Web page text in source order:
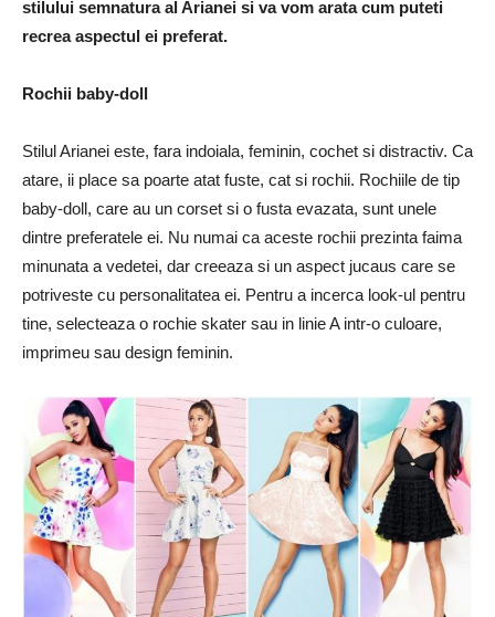
stilului semnatura al Arianei si va vom arata cum puteti
recrea aspectul ei preferat.
Rochii baby-doll
Stilul Arianei este, fara indoiala, feminin, cochet si distractiv. Ca
atare, ii place sa poarte atat fuste, cat si rochii. Rochiile de tip
baby-doll, care au un corset si o fusta evazata, sunt unele
dintre preferatele ei. Nu numai ca aceste rochii prezinta faima
minunata a vedetei, dar creeaza si un aspect jucaus care se
potriveste cu personalitatea ei. Pentru a incerca look-ul pentru
tine, selecteaza o rochie skater sau in linie A intr-o culoare,
imprimeu sau design feminin.